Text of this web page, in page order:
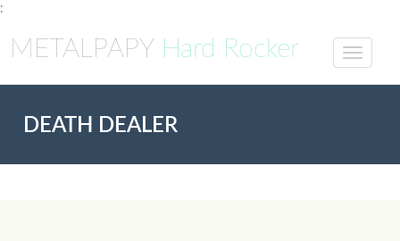
:
METALPAPY Hard Rocker
DEATH DEALER